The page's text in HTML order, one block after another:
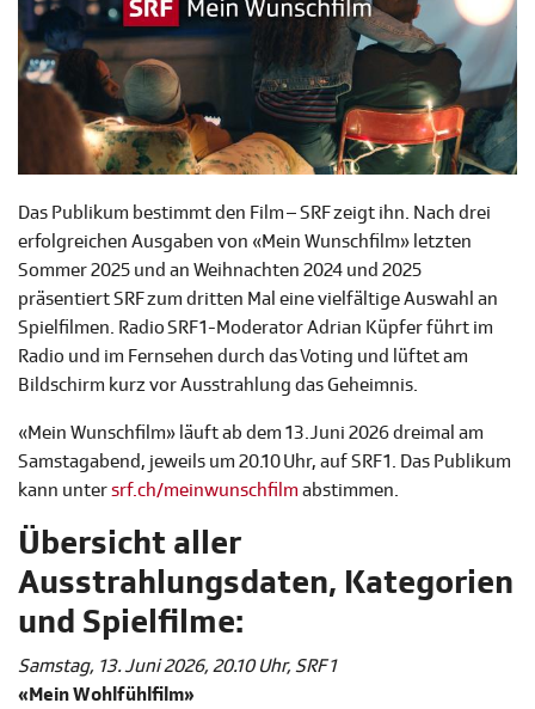
Das Publikum bestimmt den Film – SRF zeigt ihn. Nach drei
erfolgreichen Ausgaben von «Mein Wunschfilm» letzten
Sommer 2025 und an Weihnachten 2024 und 2025
präsentiert SRF zum dritten Mal eine vielfältige Auswahl an
Spielfilmen. Radio SRF 1-Moderator Adrian Küpfer führt im
Radio und im Fernsehen durch das Voting und lüftet am
Bildschirm kurz vor Ausstrahlung das Geheimnis.
«Mein Wunschfilm» läuft ab dem 13. Juni 2026 dreimal am
Samstagabend, jeweils um 20.10 Uhr, auf SRF 1. Das Publikum
kann untersrf.ch/meinwunschfilm abstimmen.
Übersicht aller
Ausstrahlungsdaten, Kategorien
und Spielfilme:
Samstag, 13. Juni 2026, 20.10 Uhr, SRF 1
«Mein Wohlfühlfilm»